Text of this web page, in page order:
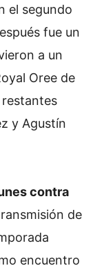
el segundo
fue un
a un
Oree de
y Agustín
contra
de
encuentro